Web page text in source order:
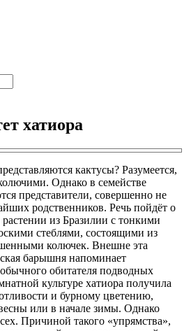
хатиора
кактусы? Разумеется,
Однако в семействе
представители, совершенно не
родственников. Речь пойдёт о
из Бразилии с тонкими
стеблями, состоящими из
колючек. Внешне эта
барышня напоминает
обитателя подводных
культуре хатиора получила
и бурному цветению,
или в начале зимы. Однако
Причиной такого «упрямства»,